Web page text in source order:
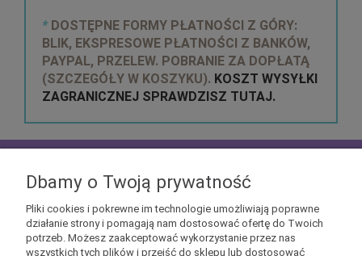
* DOSTĘPNE FORMY PŁATNOŚCI Z GÓRY:
BLIK, EKSPRESOWE PŁATNOŚCI Z BANKÓW,
PAYPAL, PRZELEW. POBRANIE ZA DOPŁATĄ
(SZCZEGÓŁY W KOSZYKU). KOSZT WYSYŁKI
ZAGRANICZNEJ SPRAWDZISZ TUTAJ.
otrzymać kupony rabatowe na geekowe itemy
Dbamy o Twoją prywatność
Pliki cookies i pokrewne im technologie umożliwiają poprawne
działanie strony i pomagają nam dostosować ofertę do Twoich
potrzeb. Możesz zaakceptować wykorzystanie przez nas
wszystkich tych plików i przejść do sklepu lub dostosować